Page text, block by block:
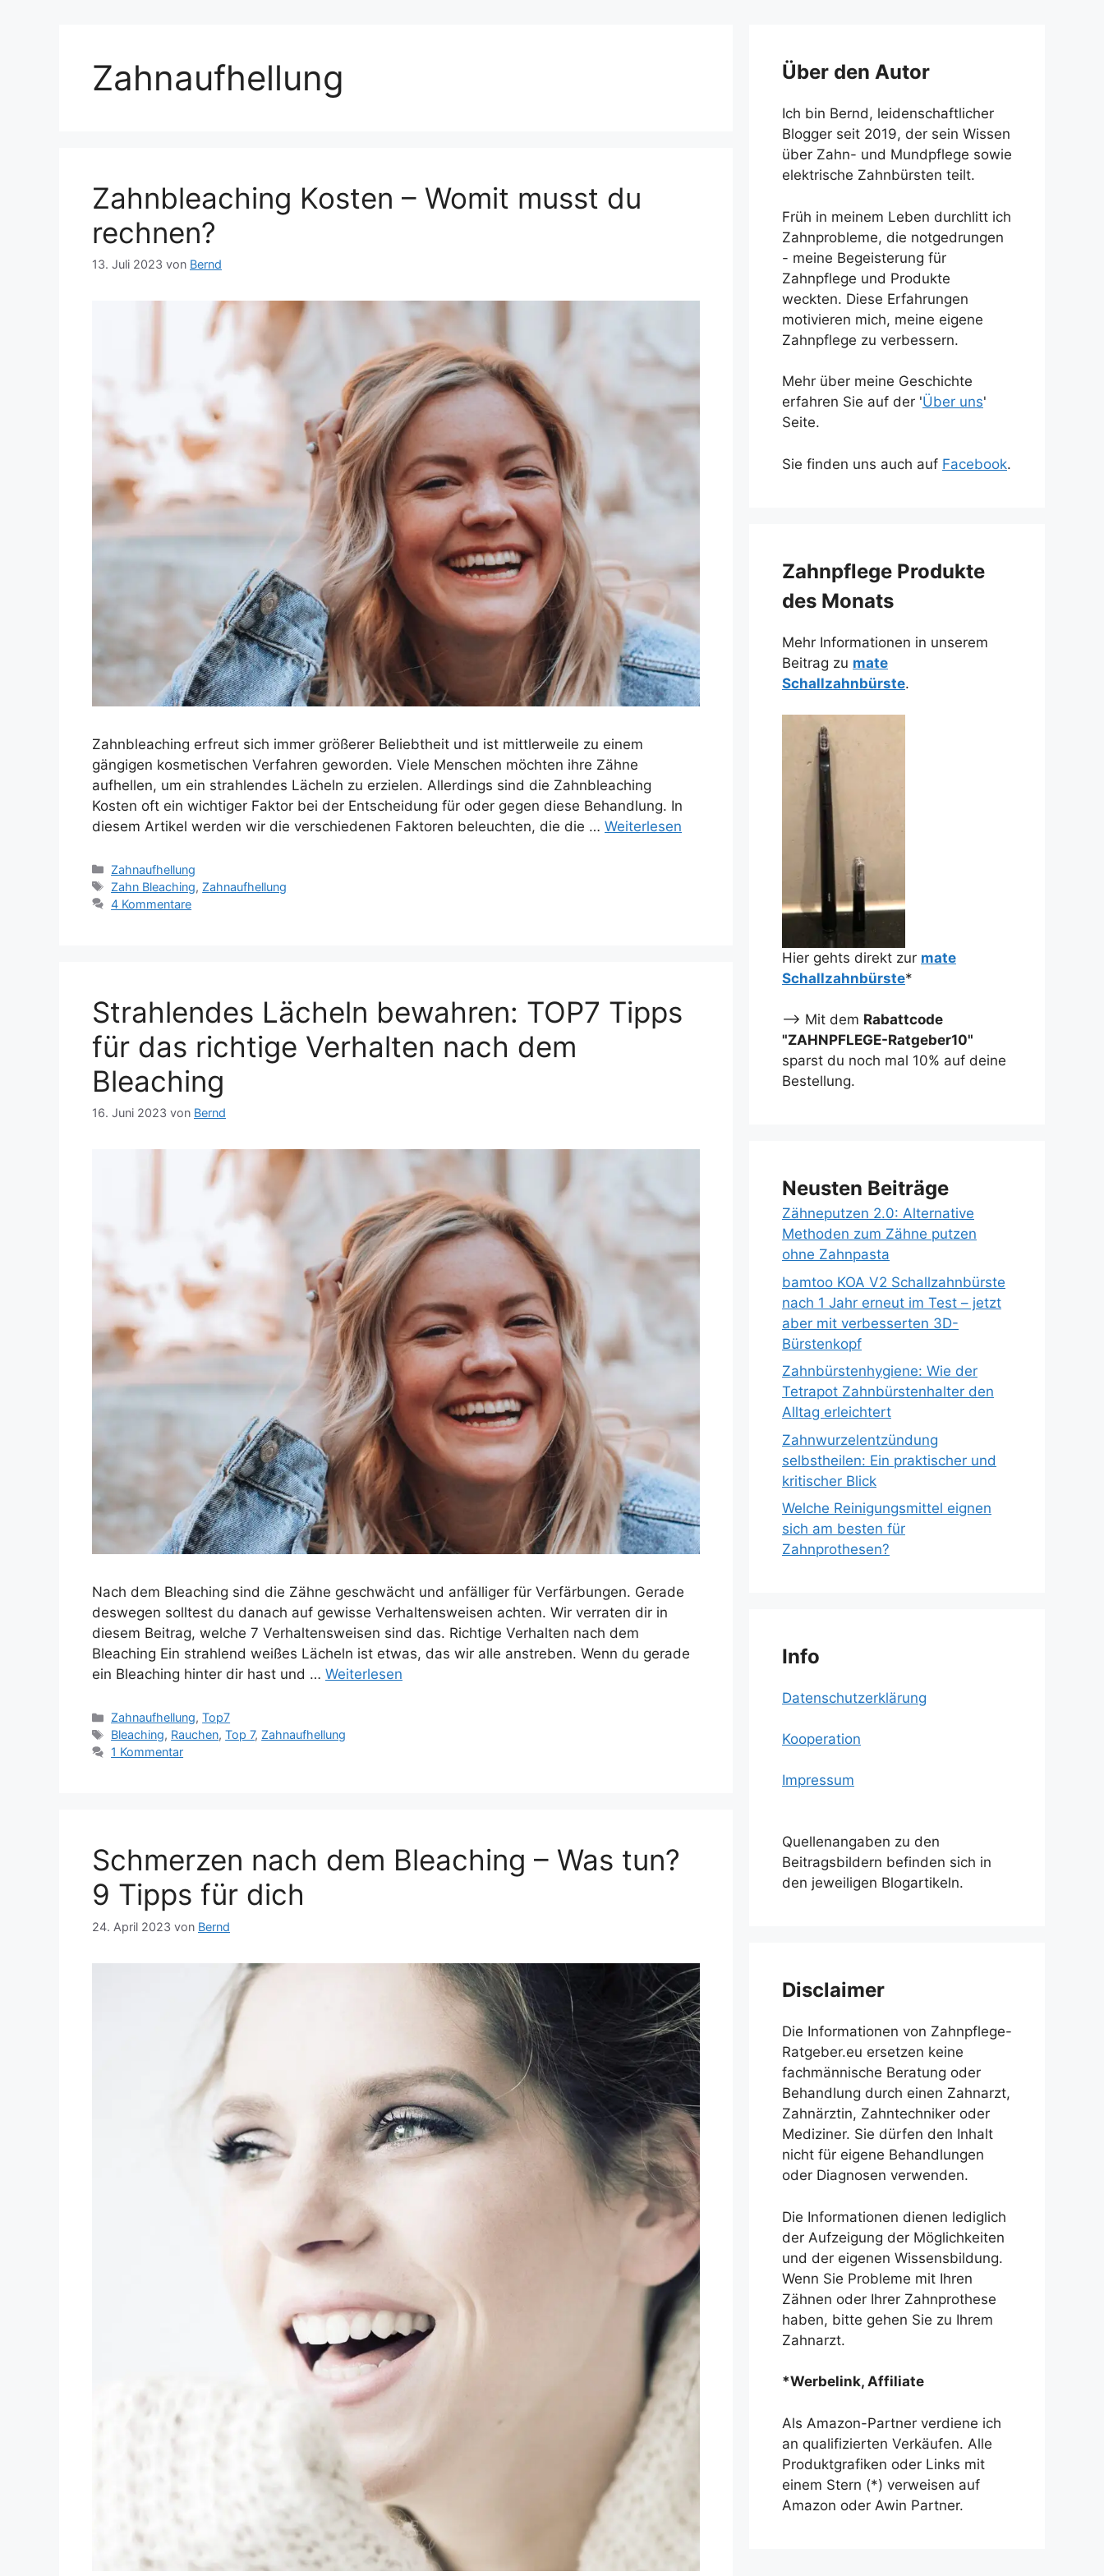
Zahnaufhellung
Zahnbleaching Kosten – Womit musst du
rechnen?
13. Juli 2023 von Bernd
Zahnbleaching erfreut sich immer größerer Beliebtheit und ist mittlerweile zu einem
gängigen kosmetischen Verfahren geworden. Viele Menschen möchten ihre Zähne
aufhellen, um ein strahlendes Lächeln zu erzielen. Allerdings sind die Zahnbleaching
Kosten oft ein wichtiger Faktor bei der Entscheidung für oder gegen diese Behandlung. In
diesem Artikel werden wir die verschiedenen Faktoren beleuchten, die die … Weiterlesen
Kategorien
Zahnaufhellung
Schlagwörter
Zahn Bleaching, Zahnaufhellung
4 Kommentare
Strahlendes Lächeln bewahren: TOP7 Tipps
für das richtige Verhalten nach dem
Bleaching
16. Juni 2023 von Bernd
Nach dem Bleaching sind die Zähne geschwächt und anfälliger für Verfärbungen. Gerade
deswegen solltest du danach auf gewisse Verhaltensweisen achten. Wir verraten dir in
diesem Beitrag, welche 7 Verhaltensweisen sind das. Richtige Verhalten nach dem
Bleaching Ein strahlend weißes Lächeln ist etwas, das wir alle anstreben. Wenn du gerade
ein Bleaching hinter dir hast und … Weiterlesen
Kategorien
Zahnaufhellung,Top7
Schlagwörter
Bleaching, Rauchen,Top 7, Zahnaufhellung
1 Kommentar
Schmerzen nach dem Bleaching – Was tun?
9 Tipps für dich
24. April 2023 von Bernd
Über den Autor
Ich bin Bernd, leidenschaftlicher
Blogger seit 2019, der sein Wissen
über Zahn- und Mundpflege sowie
elektrische Zahnbürsten teilt.
Früh in meinem Leben durchlitt ich
Zahnprobleme, die notgedrungen
- meine Begeisterung für
Zahnpflege und Produkte
weckten. Diese Erfahrungen
motivieren mich, meine eigene
Zahnpflege zu verbessern.
Mehr über meine Geschichte
erfahren Sie auf der 'Über uns'
Seite.
Sie finden uns auch auf Facebook.
Zahnpflege Produkte
des Monats
Mehr Informationen in unserem
Beitrag zu mate
Schallzahnbürste.
Hier gehts direkt zur mate
Schallzahnbürste*
--> Mit dem Rabattcode
"ZAHNPFLEGE-Ratgeber10"
sparst du noch mal 10% auf deine
Bestellung.
Neusten Beiträge
Zähneputzen 2.0: Alternative
Methoden zum Zähne putzen
ohne Zahnpasta
bamtoo KOA V2 Schallzahnbürste
nach 1 Jahr erneut im Test – jetzt
aber mit verbesserten 3D-
Bürstenkopf
Zahnbürstenhygiene: Wie der
Tetrapot Zahnbürstenhalter den
Alltag erleichtert
Zahnwurzelentzündung
selbstheilen: Ein praktischer und
kritischer Blick
Welche Reinigungsmittel eignen
sich am besten für
Zahnprothesen?
Info
Datenschutzerklärung
Kooperation
Impressum
Quellenangaben zu den
Beitragsbildern befinden sich in
den jeweiligen Blogartikeln.
Disclaimer
Die Informationen von Zahnpflege-
Ratgeber.eu ersetzen keine
fachmännische Beratung oder
Behandlung durch einen Zahnarzt,
Zahnärztin, Zahntechniker oder
Mediziner. Sie dürfen den Inhalt
nicht für eigene Behandlungen
oder Diagnosen verwenden.
Die Informationen dienen lediglich
der Aufzeigung der Möglichkeiten
und der eigenen Wissensbildung.
Wenn Sie Probleme mit Ihren
Zähnen oder Ihrer Zahnprothese
haben, bitte gehen Sie zu Ihrem
Zahnarzt.
*Werbelink, Affiliate
Als Amazon-Partner verdiene ich
an qualifizierten Verkäufen. Alle
Produktgrafiken oder Links mit
einem Stern (*) verweisen auf
Amazon oder Awin Partner.